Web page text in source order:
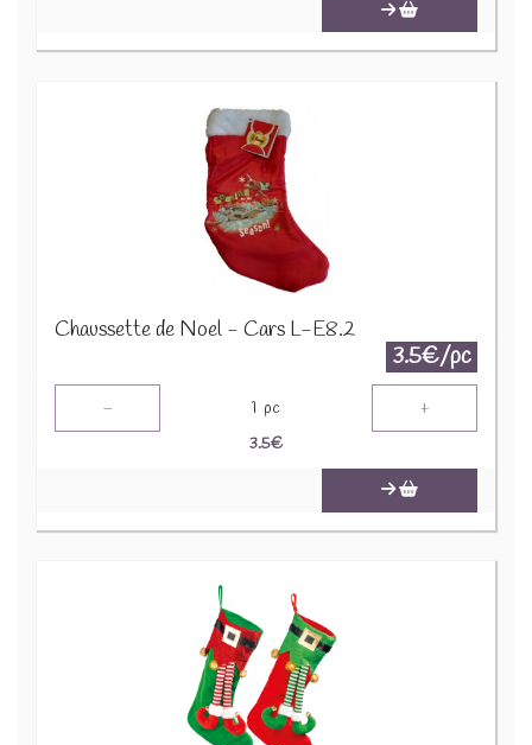
Chaussette de Noel - Cars L-E8.2
3.5€/pc
- 1 pc +
3.5€